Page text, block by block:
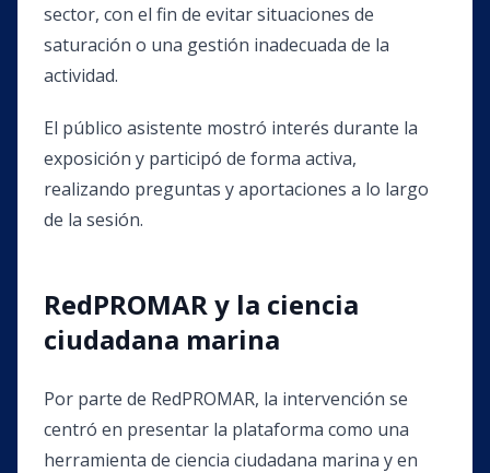
sector, con el fin de evitar situaciones de
saturación o una gestión inadecuada de la
actividad.
El público asistente mostró interés durante la
exposición y participó de forma activa,
realizando preguntas y aportaciones a lo largo
de la sesión.
RedPROMAR y la ciencia
ciudadana marina
Por parte de RedPROMAR, la intervención se
centró en presentar la plataforma como una
herramienta de ciencia ciudadana marina y en